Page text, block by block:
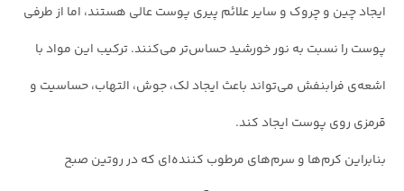
ایجاد چین و چروک و سایر علائم پیری پوست عالی هستند، اما از طرفی
پوست را نسبت به نور خورشید حساس‌تر می‌کنند. ترکیب این مواد با
اشعه‌ی فرابنفش می‌تواند باعث ایجاد لک، جوش، التهاب، حساسیت و
قرمزی روی پوست ایجاد کند.
بنابراین کرم‌ها و سرم‌های مرطوب کننده‌ای که در روتین صبح